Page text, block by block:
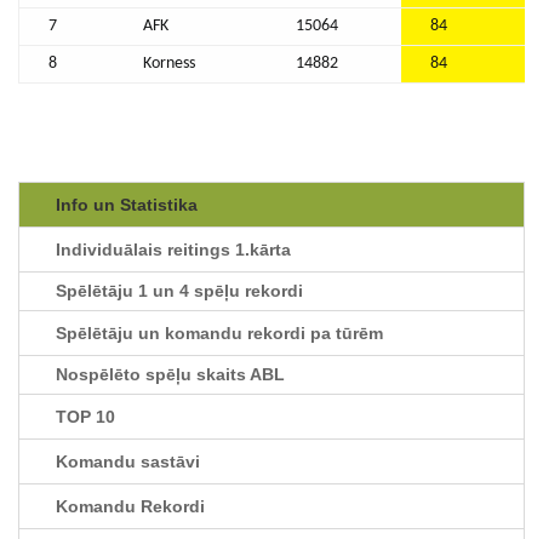
7 AFK 15064 84
8 Korness 14882 84
Info un Statistika
Individuālais reitings 1.kārta
Spēlētāju 1 un 4 spēļu rekordi
Spēlētāju un komandu rekordi pa tūrēm
Nospēlēto spēļu skaits ABL
TOP 10
Komandu sastāvi
Komandu Rekordi